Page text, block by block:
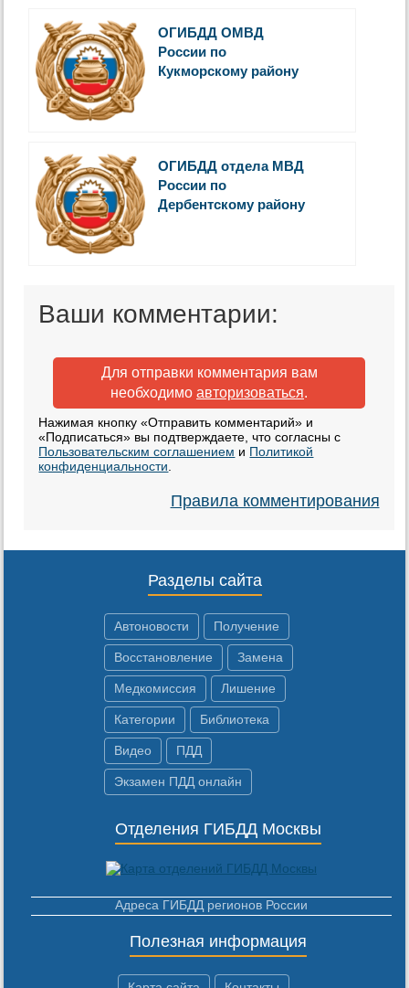
ОГИБДД ОМВД
России по
Кукморскому району
ОГИБДД отдела МВД
России по
Дербентскому району
Ваши комментарии:
Для отправки комментария вам
необходимо авторизоваться.
Нажимая кнопку «Отправить комментарий» и
«Подписаться» вы подтверждаете, что согласны с
Пользовательским соглашением и Политикой
конфиденциальности
Правила комментирования
Разделы сайта
Автоновости Получение
Восстановление Замена
Медкомиссия Лишение
Категории Библиотека
Видео ПДД
Экзамен ПДД онлайн
Отделения ГИБДД Москвы
Адреса ГИБДД регионов России
Полезная информация